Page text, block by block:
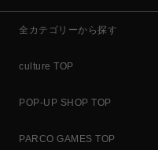
全カテゴリーから探す
culture TOP
POP-UP SHOP TOP
PARCO GAMES TOP